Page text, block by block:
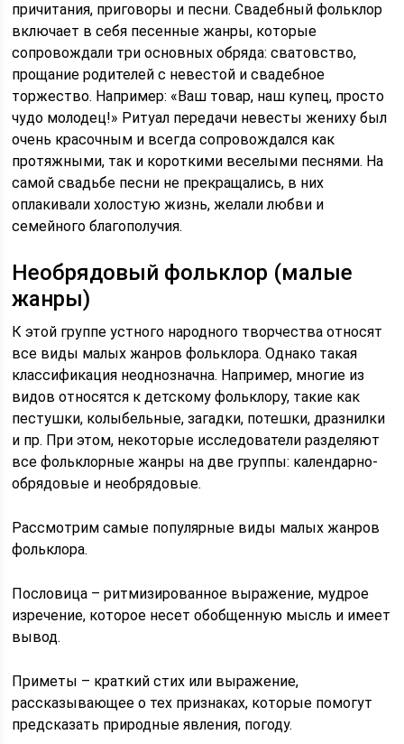
причитания, приговоры и песни. Свадебный фольклор
включает в себя песенные жанры, которые
сопровождали три основных обряда: сватовство,
прощание родителей с невестой и свадебное
торжество. Например: «Ваш товар, наш купец, просто
чудо молодец!» Ритуал передачи невесты жениху был
очень красочным и всегда сопровождался как
протяжными, так и короткими веселыми песнями. На
самой свадьбе песни не прекращались, в них
оплакивали холостую жизнь, желали любви и
семейного благополучия.
Необрядовый фольклор (малые
жанры)
К этой группе устного народного творчества относят
все виды малых жанров фольклора. Однако такая
классификация неоднозначна. Например, многие из
видов относятся к детскому фольклору, такие как
пестушки, колыбельные, загадки, потешки, дразнилки
и пр. При этом, некоторые исследователи разделяют
все фольклорные жанры на две группы: календарно-
обрядовые и необрядовые.
Рассмотрим самые популярные виды малых жанров
фольклора.
Пословица – ритмизированное выражение, мудрое
изречение, которое несет обобщенную мысль и имеет
вывод.
Приметы – краткий стих или выражение,
рассказывающее о тех признаках, которые помогут
предсказать природные явления, погоду.